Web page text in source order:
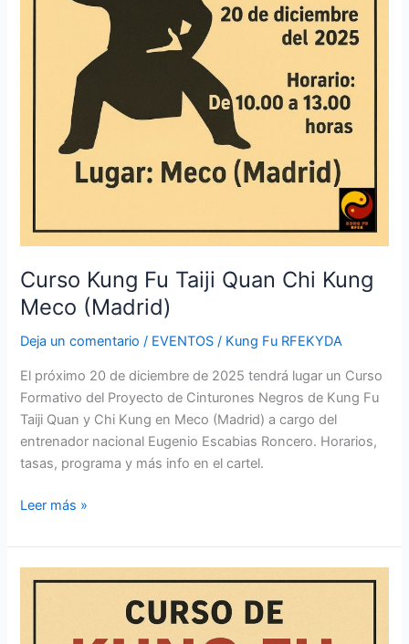
Curso Kung Fu Taiji Quan Chi Kung
Meco (Madrid)
Deja un comentario / EVENTOS / Kung Fu RFEKYDA
El próximo 20 de diciembre de 2025 tendrá lugar un Curso
Formativo del Proyecto de Cinturones Negros de Kung Fu
Taiji Quan y Chi Kung en Meco (Madrid) a cargo del
entrenador nacional Eugenio Escabias Roncero. Horarios,
tasas, programa y más info en el cartel.
Leer más »
Curso